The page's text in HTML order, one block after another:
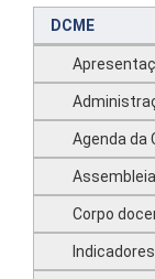
DCME
Agenda da
Corpo
Indicadores